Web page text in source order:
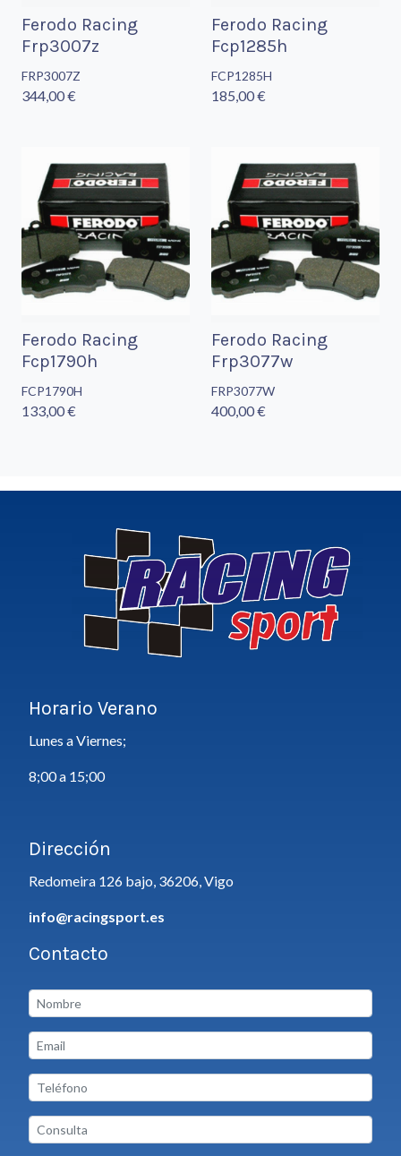
Ferodo Racing
Frp3007z
FRP3007Z
344,00 €
Ferodo Racing
Fcp1285h
FCP1285H
185,00 €
Ferodo Racing
Fcp1790h
FCP1790H
133,00 €
Ferodo Racing
Frp3077w
FRP3077W
400,00 €
Horario Verano
Lunes a Viernes;
8;00 a 15;00
Dirección
Redomeira 126 bajo, 36206, Vigo
info@racingsport.es
Contacto